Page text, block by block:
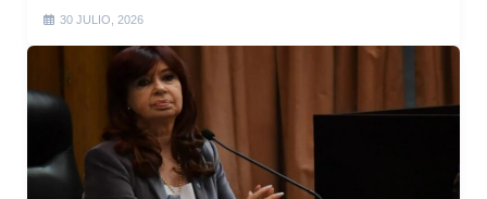
30 JULIO, 2026